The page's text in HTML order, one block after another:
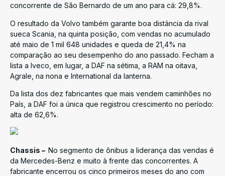
concorrente de São Bernardo de um ano para cá: 29,8%.
O resultado da Volvo também garante boa distância da rival
sueca Scania, na quinta posição, com vendas no acumulado
até maio de 1 mil 648 unidades e queda de 21,4% na
comparação ao seu desempenho do ano passado. Fecham a
lista a Iveco, em lugar, a DAF na sétima, a RAM na oitava,
Agrale, na nona e International da lanterna.
Da lista dos dez fabricantes que mais vendem caminhões no
País, a DAF foi a única que registrou crescimento no período:
alta de 62,6%.
Chassis – No segmento de ônibus a liderança das vendas é
da Mercedes-Benz e muito à frente das concorrentes. A
fabricante encerrou os cinco primeiros meses do ano com